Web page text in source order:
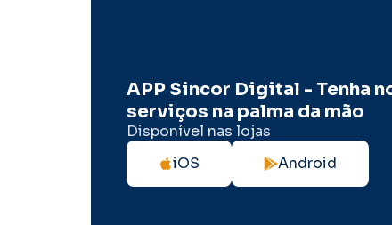
APP Sincor Digital - Tenha
serviços na palma da mão
Disponível nas lojas
iOS
Android